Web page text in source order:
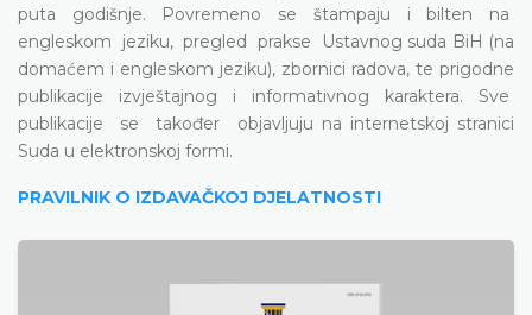
puta godišnje. Povremeno se štampaju i bilten na
engleskom jeziku, pregled prakse Ustavnog suda BiH (na
domaćem i engleskom jeziku), zbornici radova, te prigodne
publikacije izvještajnog i informativnog karaktera. Sve
publikacije se također objavljuju na internetskoj stranici
Suda u elektronskoj formi.
PRAVILNIK O IZDAVAČKOJ DJELATNOSTI